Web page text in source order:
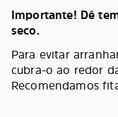
Importante! Dê
seco.
Para evitar
cubra-o ao redor
Recomendamos